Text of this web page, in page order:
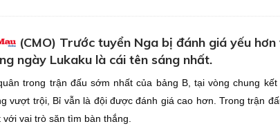
(CMO) Trước tuyển Nga bị đánh giá yếu
ngày Lukaku là cái tên sáng nhất.
trong trận đấu sớm nhất của bảng B, tại vòng chung
vượt trội, Bỉ vẫn là đội được đánh giá cao hơn. Trong trận
với vai trò săn tìm bàn thắng.